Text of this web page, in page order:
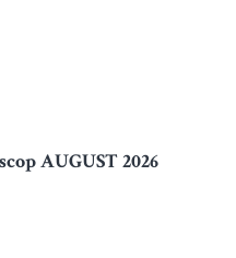
AUGUST 2026